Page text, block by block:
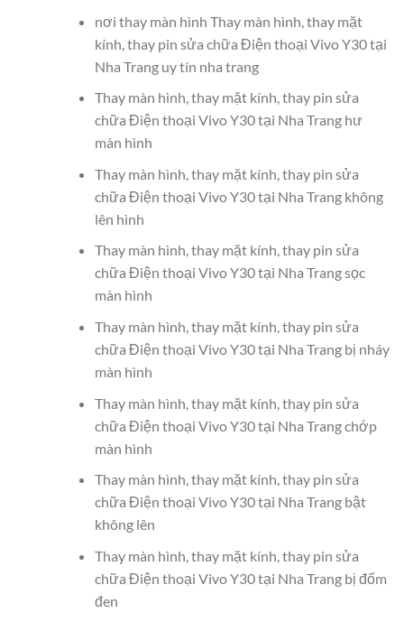
nơi thay màn hình Thay màn hình, thay mặt
kính, thay pin sửa chữa Điện thoại Vivo Y30 tại
Nha Trang uy tín nha trang
Thay màn hình, thay mặt kính, thay pin sửa
chữa Điện thoại Vivo Y30 tại Nha Trang hư
màn hình
Thay màn hình, thay mặt kính, thay pin sửa
chữa Điện thoại Vivo Y30 tại Nha Trang không
lên hình
Thay màn hình, thay mặt kính, thay pin sửa
chữa Điện thoại Vivo Y30 tại Nha Trang sọc
màn hình
Thay màn hình, thay mặt kính, thay pin sửa
chữa Điện thoại Vivo Y30 tại Nha Trang bị nháy
màn hình
Thay màn hình, thay mặt kính, thay pin sửa
chữa Điện thoại Vivo Y30 tại Nha Trang chớp
màn hình
Thay màn hình, thay mặt kính, thay pin sửa
chữa Điện thoại Vivo Y30 tại Nha Trang bật
không lên
Thay màn hình, thay mặt kính, thay pin sửa
chữa Điện thoại Vivo Y30 tại Nha Trang bị đốm
đen